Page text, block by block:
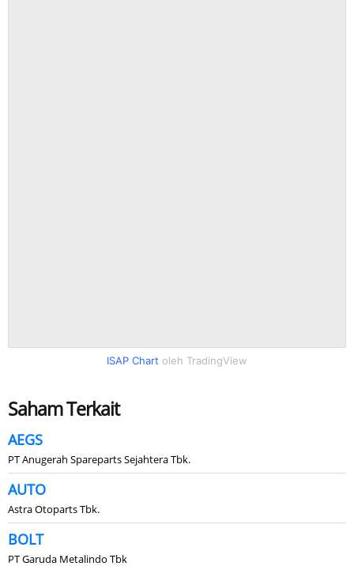
ISAP Chart oleh TradingView
Saham Terkait
AEGS
PT Anugerah Spareparts Sejahtera Tbk.
AUTO
Astra Otoparts Tbk.
BOLT
PT Garuda Metalindo Tbk